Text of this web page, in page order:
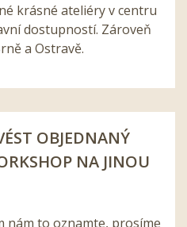
krásné ateliéry v centru
dostupností. Zároveň
a Ostravě.
OBJEDNANÝ
NA JINOU
nám to oznamte, prosíme